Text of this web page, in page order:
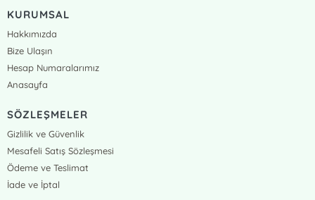
KURUMSAL
Hakkımızda
Bize Ulaşın
Hesap Numaralarımız
Anasayfa
SÖZLEŞMELER
Gizlilik ve Güvenlik
Mesafeli Satış Sözleşmesi
Ödeme ve Teslimat
İade ve İptal